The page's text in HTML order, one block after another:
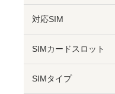
対応SIM
SIMカードスロット
SIMタイプ